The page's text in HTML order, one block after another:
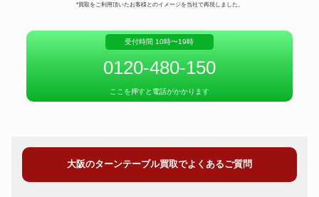
*買取をご利用頂いたお客様とのイメージを当社で再現しました。
受付時間 10時〜19時
0120-480-150
ここを押すと電話がかかります
大阪のターンテーブル買取でよくあるご質問